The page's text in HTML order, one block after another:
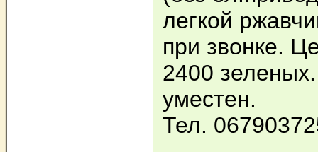
легкой
при звонке.
2400
уместен.
Тел.